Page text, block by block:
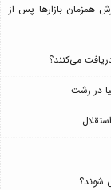
و دلار امروز چهارشنبه ۱۴ مرداد ۱۴۰۵؛ ریزش همزمان بازارها پس از
دریافت می‌کنند؟
در رشت
شوند؟